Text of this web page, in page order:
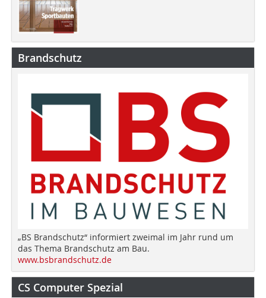
Brandschutz
„BS Brandschutz“ informiert zweimal im Jahr rund um
das Thema Brandschutz am Bau.
www.bsbrandschutz.de
CS Computer Spezial